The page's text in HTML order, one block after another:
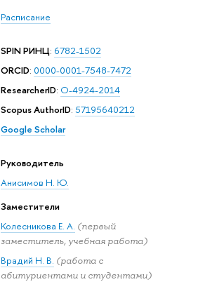
Расписание
SPIN РИНЦ: 6782-1502
ORCID: 0000-0001-7548-7472
ResearcherID: O-4924-2014
Scopus AuthorID: 57195640212
Google Scholar
Руководитель
Анисимов Н. Ю.
Заместители
Колесникова Е. А. (первый
заместитель, учебная работа)
Врадий Н. В. (работа с
абитуриентами и студентами)